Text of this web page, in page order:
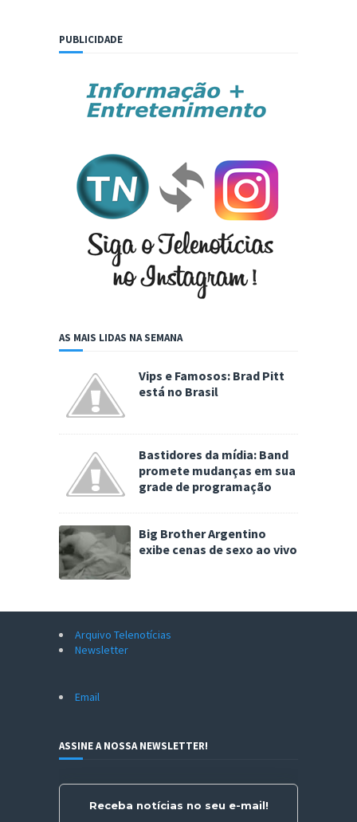
PUBLICIDADE
AS MAIS LIDAS NA SEMANA
Vips e Famosos: Brad Pitt
está no Brasil
Bastidores da mídia: Band
promete mudanças em sua
grade de programação
Big Brother Argentino
exibe cenas de sexo ao vivo
Arquivo Telenotícias
Newsletter
Email
ASSINE A NOSSA NEWSLETTER!
Receba notícias no seu e-mail!